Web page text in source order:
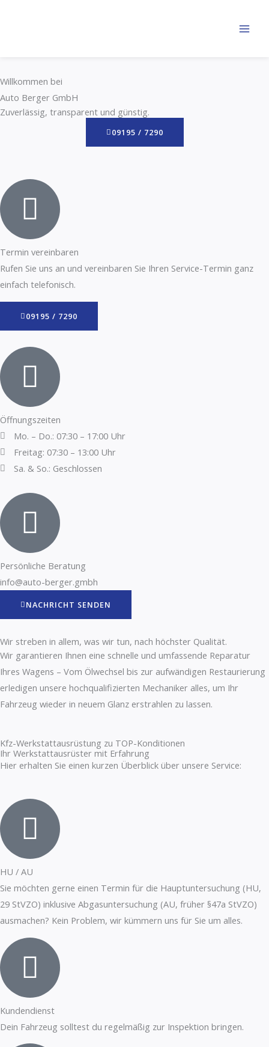
Willkommen bei
Auto Berger GmbH
Zuverlässig, transparent und günstig.
09195 / 7290
Termin vereinbaren
Rufen Sie uns an und vereinbaren Sie Ihren Service-Termin ganz
einfach telefonisch.
09195 / 7290
Öffnungszeiten
Mo. – Do.: 07:30 – 17:00 Uhr
Freitag: 07:30 – 13:00 Uhr
Sa. & So.: Geschlossen
Persönliche Beratung
info@auto-berger.gmbh
NACHRICHT SENDEN
Wir streben in allem, was wir tun, nach höchster Qualität.
Wir garantieren Ihnen eine schnelle und umfassende Reparatur
Ihres Wagens – Vom Ölwechsel bis zur aufwändigen Restaurierung
erledigen unsere hochqualifizierten Mechaniker alles, um Ihr
Fahrzeug wieder in neuem Glanz erstrahlen zu lassen.
Kfz-Werkstattausrüstung zu TOP-Konditionen
Ihr Werkstattausrüster mit Erfahrung
Hier erhalten Sie einen kurzen Überblick über unsere Service:
HU / AU
Sie möchten gerne einen Termin für die Hauptuntersuchung (HU,
29 StVZO) inklusive Abgasuntersuchung (AU, früher §47a StVZO)
ausmachen? Kein Problem, wir kümmern uns für Sie um alles.
Kundendienst
Dein Fahrzeug solltest du regelmäßig zur Inspektion bringen.